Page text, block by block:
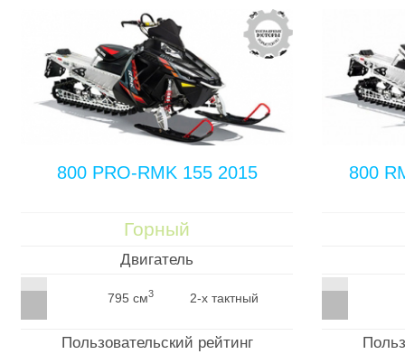
800 PRO-RMK 155 2015
Горный
Двигатель
795 см3 2-х тактный
Пользовательский рейтинг
800